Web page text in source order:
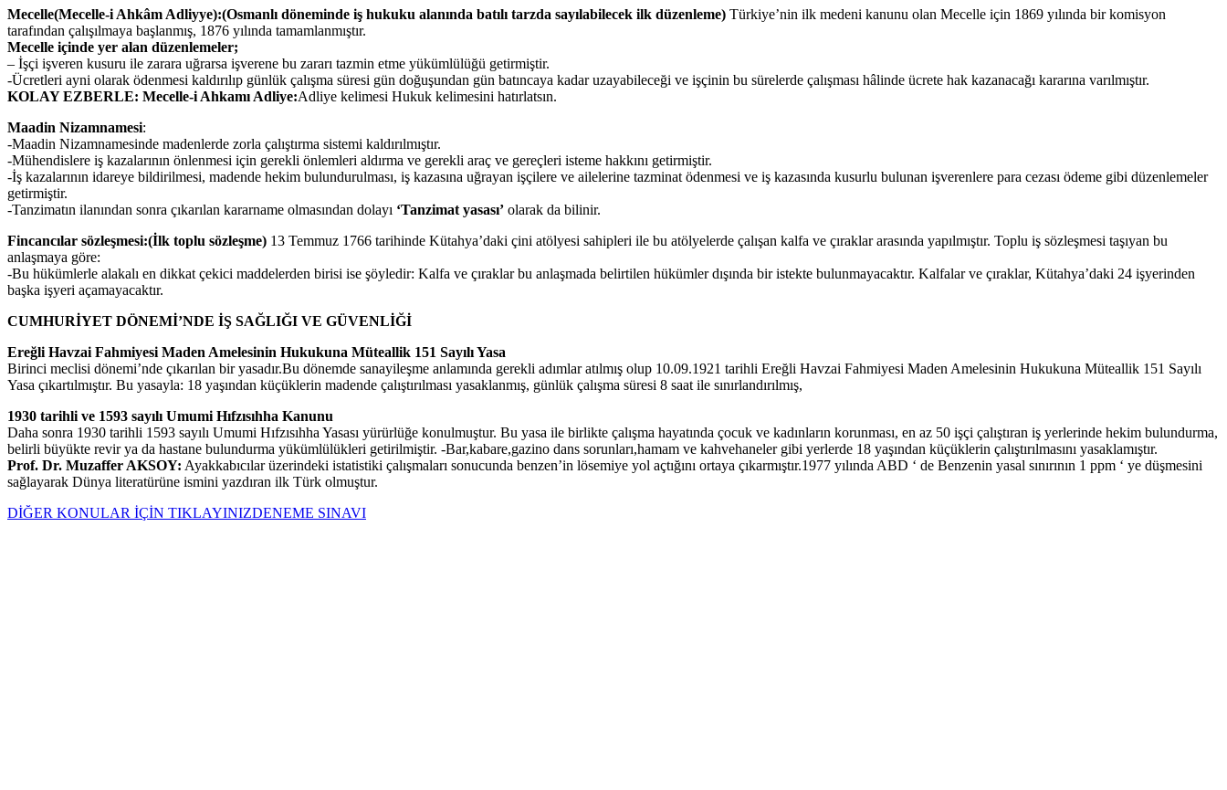
Mecelle(Mecelle-i Ahkâm Adliyye):(Osmanlı döneminde iş hukuku alanında batılı tarzda sayılabilecek ilk düzenleme) Türkiye’nin ilk medeni kanunu olan Mecelle için 1869 yılında bir komisyon
tarafından çalışılmaya başlanmış, 1876 yılında tamamlanmıştır.
Mecelle içinde yer alan düzenlemeler;
– İşçi işveren kusuru ile zarara uğrarsa işverene bu zararı tazmin etme yükümlülüğü getirmiştir.
-Ücretleri ayni olarak ödenmesi kaldırılıp günlük çalışma süresi gün doğuşundan gün batıncaya kadar uzayabileceği ve işçinin bu sürelerde çalışması hâlinde ücrete hak kazanacağı kararına varılmıştır.
KOLAY EZBERLE: Mecelle-i Ahkamı Adliye:Adliye kelimesi Hukuk kelimesini hatırlatsın.
Maadin Nizamnamesi:
-Maadin Nizamnamesinde madenlerde zorla çalıştırma sistemi kaldırılmıştır.
-Mühendislere iş kazalarının önlenmesi için gerekli önlemleri aldırma ve gerekli araç ve gereçleri isteme hakkını getirmiştir.
-İş kazalarının idareye bildirilmesi, madende hekim bulundurulması, iş kazasına uğrayan işçilere ve ailelerine tazminat ödenmesi ve iş kazasında kusurlu bulunan işverenlere para cezası ödeme gibi düzenlemeler
getirmiştir.
-Tanzimatın ilanından sonra çıkarılan kararname olmasından dolayı ‘Tanzimat yasası’ olarak da bilinir.
Fincancılar sözleşmesi:(İlk toplu sözleşme) 13 Temmuz 1766 tarihinde Kütahya’daki çini atölyesi sahipleri ile bu atölyelerde çalışan kalfa ve çıraklar arasında yapılmıştır. Toplu iş sözleşmesi taşıyan bu
anlaşmaya göre:
-Bu hükümlerle alakalı en dikkat çekici maddelerden birisi ise şöyledir: Kalfa ve çıraklar bu anlaşmada belirtilen hükümler dışında bir istekte bulunmayacaktır. Kalfalar ve çıraklar, Kütahya’daki 24 işyerinden
başka işyeri açamayacaktır.
CUMHURİYET DÖNEMİ’NDE İŞ SAĞLIĞI VE GÜVENLİĞİ
Ereğli Havzai Fahmiyesi Maden Amelesinin Hukukuna Müteallik 151 Sayılı Yasa
Birinci meclisi dönemi’nde çıkarılan bir yasadır.Bu dönemde sanayileşme anlamında gerekli adımlar atılmış olup 10.09.1921 tarihli Ereğli Havzai Fahmiyesi Maden Amelesinin Hukukuna Müteallik 151 Sayılı
Yasa çıkartılmıştır. Bu yasayla: 18 yaşından küçüklerin madende çalıştırılması yasaklanmış, günlük çalışma süresi 8 saat ile sınırlandırılmış,
1930 tarihli ve 1593 sayılı Umumi Hıfzısıhha Kanunu
Daha sonra 1930 tarihli 1593 sayılı Umumi Hıfzısıhha Yasası yürürlüğe konulmuştur. Bu yasa ile birlikte çalışma hayatında çocuk ve kadınların korunması, en az 50 işçi çalıştıran iş yerlerinde hekim bulundurma,
belirli büyükte revir ya da hastane bulundurma yükümlülükleri getirilmiştir. -Bar,kabare,gazino dans sorunları,hamam ve kahvehaneler gibi yerlerde 18 yaşından küçüklerin çalıştırılmasını yasaklamıştır.
Prof. Dr. Muzaffer AKSOY: Ayakkabıcılar üzerindeki istatistiki çalışmaları sonucunda benzen’in lösemiye yol açtığını ortaya çıkarmıştır.1977 yılında ABD ‘ de Benzenin yasal sınırının 1 ppm ‘ ye düşmesini
sağlayarak Dünya literatürüne ismini yazdıran ilk Türk olmuştur.
DİĞER KONULAR İÇİN TIKLAYINIZDENEME SINAVI